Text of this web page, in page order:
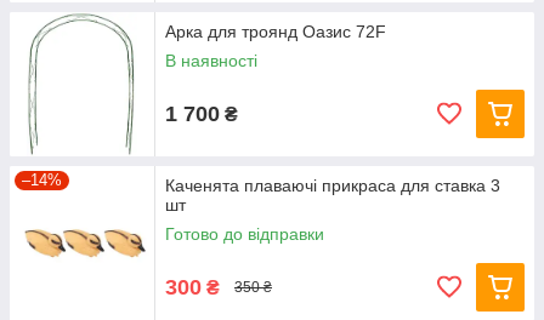
Арка для троянд Оазис 72F
В наявності
1 700 ₴
–14%
Каченята плаваючі прикраса для ставка 3
шт
Готово до відправки
300 ₴ 350 ₴